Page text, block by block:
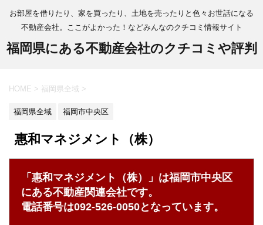
お部屋を借りたり、家を買ったり、土地を売ったりと色々お世話になる
不動産会社。ここがよかった！などみんなのクチコミ情報サイト
福岡県にある不動産会社のクチコミや評判
HOME > 福岡県全域 >
福岡県全域 福岡市中央区
惠和マネジメント（株）
「惠和マネジメント（株）」は福岡市中央区
にある不動産関連会社です。
電話番号は092-526-0050となっています。